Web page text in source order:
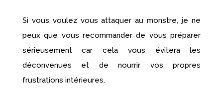
Si vous voulez vous attaquer au monstre, je ne
peux que vous recommander de vous préparer
sérieusement car cela vous évitera les
déconvenues et de nourrir vos propres
frustrations intérieures.